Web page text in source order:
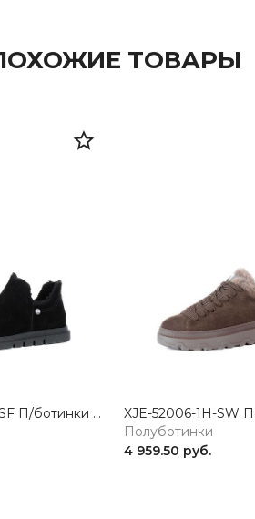
ТОВАРЫ
XUS-52714-13A-SF П/ботинки женские натуральная кожа черный Madella
Полуботинки
4 959.50 руб.